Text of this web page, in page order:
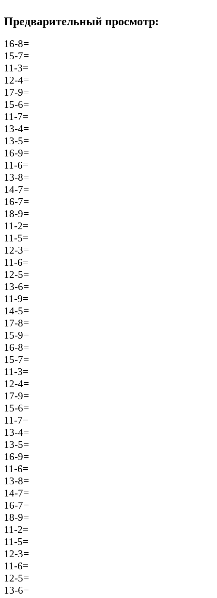
Предварительный просмотр:
16-8=
15-7=
11-3=
12-4=
17-9=
15-6=
11-7=
13-4=
13-5=
16-9=
11-6=
13-8=
14-7=
16-7=
18-9=
11-2=
11-5=
12-3=
11-6=
12-5=
13-6=
11-9=
14-5=
17-8=
15-9=
16-8=
15-7=
11-3=
12-4=
17-9=
15-6=
11-7=
13-4=
13-5=
16-9=
11-6=
13-8=
14-7=
16-7=
18-9=
11-2=
11-5=
12-3=
11-6=
12-5=
13-6=